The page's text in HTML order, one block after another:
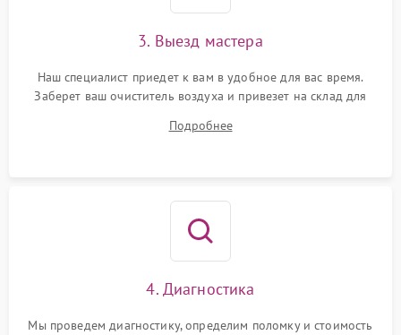
3. Выезд мастера
Наш специалист приедет к вам в удобное для вас время.
Заберет ваш очиститель воздуха и привезет на склад для
Подробнее
4. Диагностика
Мы проведем диагностику, определим поломку и стоимость